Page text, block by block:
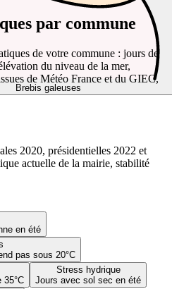
Brebis galeuses
en été
pas sous 20°C
35°C
Stress hydrique
Jours avec sol sec en été
par commune
de votre commune : jours de
du niveau de la mer,
de Météo France et du GIEC,
2020, présidentielles 2022 et
actuelle de la mairie, stabilité